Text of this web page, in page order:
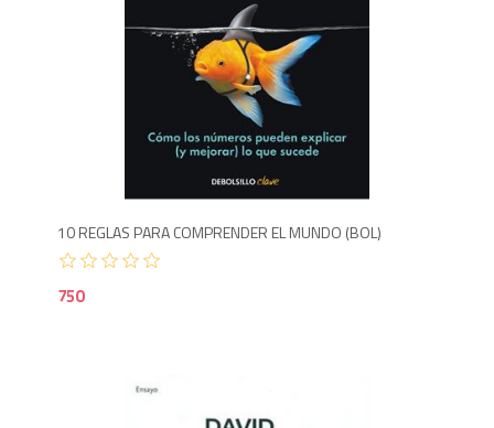
10 REGLAS PARA COMPRENDER EL MUNDO (BOL)
750